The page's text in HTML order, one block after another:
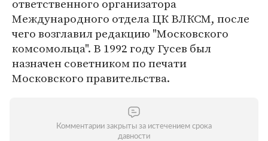
ответственного организатора
Международного отдела ЦК ВЛКСМ, после
чего возглавил редакцию "Московского
комсомольца". В 1992 году Гусев был
назначен советником по печати
Московского правительства.
Комментарии закрыты за истечением срока
давности